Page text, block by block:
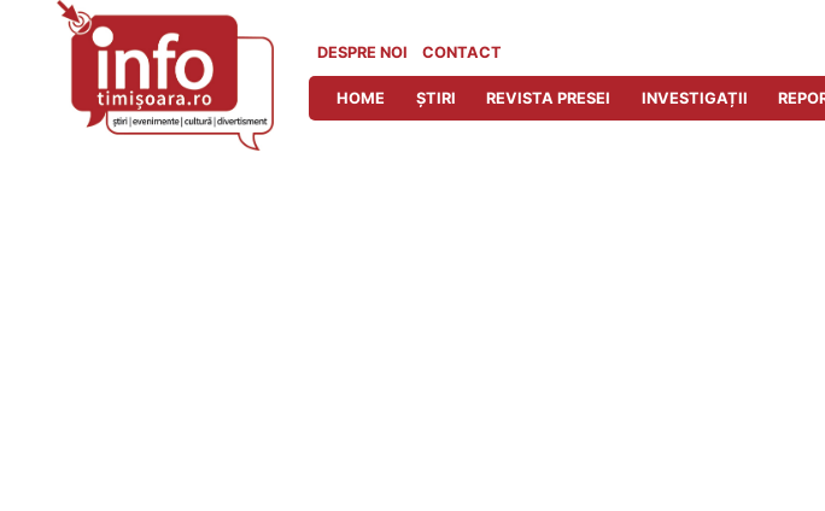
DESPRE NOI CONTACT
HOME ȘTIRI REVISTA PRESEI INVESTIGAȚII